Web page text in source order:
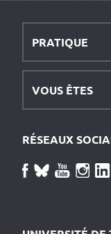
PRATIQUE
VOUS ÊTES
RÉSEAUX